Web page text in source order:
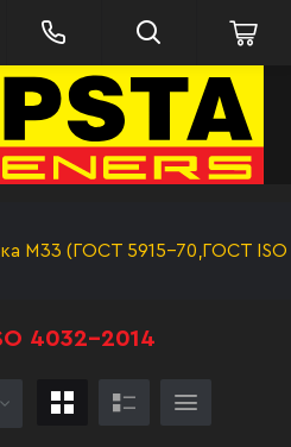
М33 (ГОСТ 5915-70,ГОСТ
4032-2014